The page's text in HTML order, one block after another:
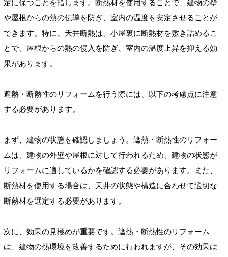
定に保つことを指します。断熱材を使用することで、建物の壁
や屋根からの熱の伝導を防ぎ、室内の温度を安定させることが
できます。特に、天井断熱は、小屋裏に断熱材を敷き詰めるこ
とで、屋根からの熱の侵入を防ぎ、室内の温度上昇を抑える効
果があります。
遮熱・断熱性のリフォームを行う際には、以下の考慮点に注意
する必要があります。
まず、建物の状態を確認しましょう。遮熱・断熱性のリフォー
ムは、建物の外壁や屋根に対して行われるため、建物の状態が
リフォームに適しているかを確認する必要があります。また、
断熱材を使用する場合は、天井の状態や構造に合わせて適切な
断熱材を選定する必要があります。
次に、効果の見極めが重要です。遮熱・断熱性のリフォーム
は、建物の熱環境を改善するために行われますが、その効果は